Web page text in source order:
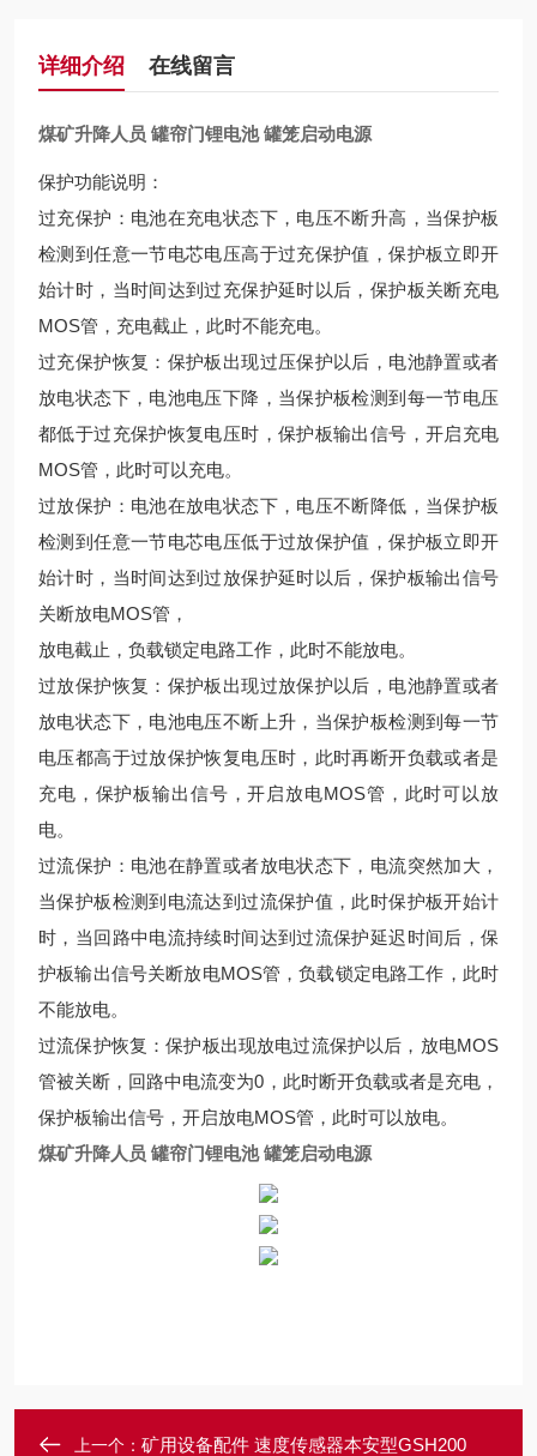
详细介绍 在线留言
煤矿升降人员 罐帘门锂电池 罐笼启动电源
保护功能说明：
过充保护：电池在充电状态下，电压不断升高，当保护板
检测到任意一节电芯电压高于过充保护值，保护板立即开
始计时，当时间达到过充保护延时以后，保护板关断充电
MOS管，充电截止，此时不能充电。
过充保护恢复：保护板出现过压保护以后，电池静置或者
放电状态下，电池电压下降，当保护板检测到每一节电压
都低于过充保护恢复电压时，保护板输出信号，开启充电
MOS管，此时可以充电。
过放保护：电池在放电状态下，电压不断降低，当保护板
检测到任意一节电芯电压低于过放保护值，保护板立即开
始计时，当时间达到过放保护延时以后，保护板输出信号
关断放电MOS管，
放电截止，负载锁定电路工作，此时不能放电。
过放保护恢复：保护板出现过放保护以后，电池静置或者
放电状态下，电池电压不断上升，当保护板检测到每一节
电压都高于过放保护恢复电压时，此时再断开负载或者是
充电，保护板输出信号，开启放电MOS管，此时可以放
电。
过流保护：电池在静置或者放电状态下，电流突然加大，
当保护板检测到电流达到过流保护值，此时保护板开始计
时，当回路中电流持续时间达到过流保护延迟时间后，保
护板输出信号关断放电MOS管，负载锁定电路工作，此时
不能放电。
过流保护恢复：保护板出现放电过流保护以后，放电MOS
管被关断，回路中电流变为0，此时断开负载或者是充电，
保护板输出信号，开启放电MOS管，此时可以放电。
煤矿升降人员 罐帘门锂电池 罐笼启动电源
上一个： 矿用设备配件 速度传感器本安型GSH200